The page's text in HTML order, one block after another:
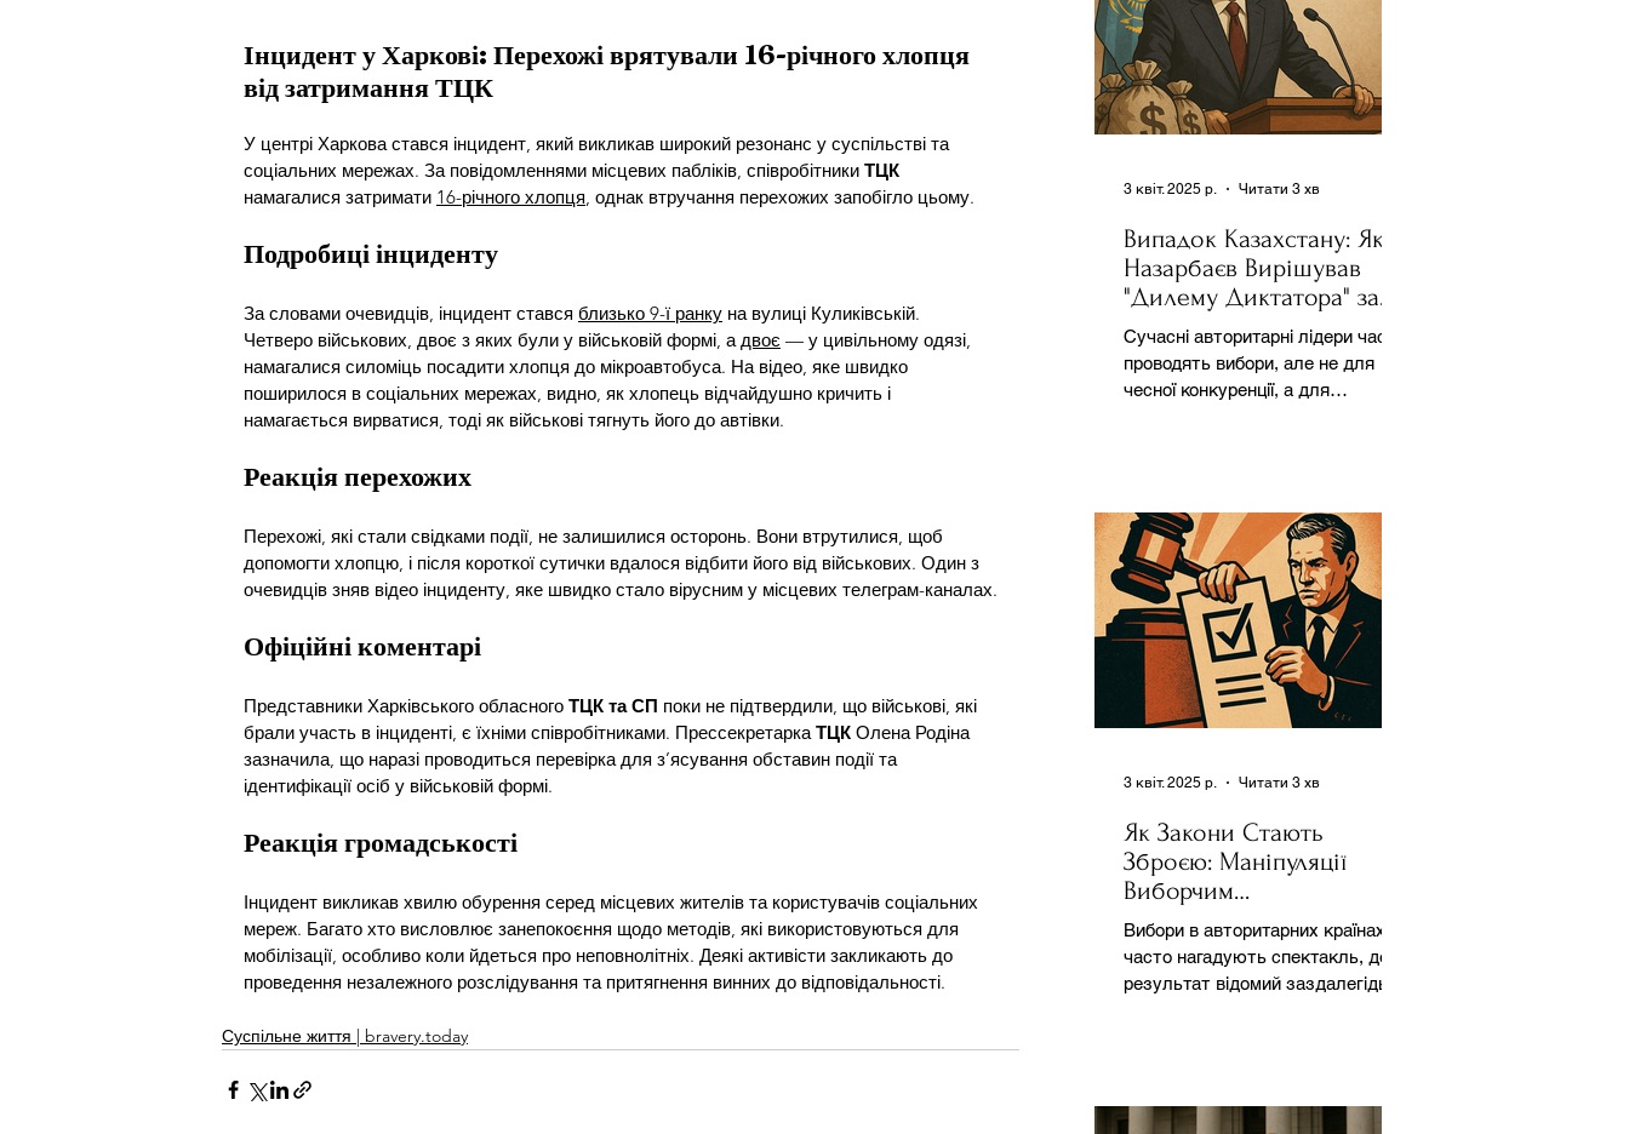
Інцидент у Харкові: Перехожі врятували 16-річного хлопця
від затримання ТЦК
У центрі Харкова стався інцидент, який викликав широкий резонанс у суспільстві та
соціальних мережах. За повідомленнями місцевих пабліків, співробітники ТЦК
намагалися затримати 16-річного хлопця, однак втручання перехожих запобігло цьому.
Подробиці інциденту
За словами очевидців, інцидент стався близько 9-ї ранку на вулиці Куликівській.
Четверо військових, двоє з яких були у військовій формі, а двоє — у цивільному одязі,
намагалися силоміць посадити хлопця до мікроавтобуса. На відео, яке швидко
поширилося в соціальних мережах, видно, як хлопець відчайдушно кричить і
намагається вирватися, тоді як військові тягнуть його до автівки.
Реакція перехожих
Перехожі, які стали свідками події, не залишилися осторонь. Вони втрутилися, щоб
допомогти хлопцю, і після короткої сутички вдалося відбити його від військових. Один з
очевидців зняв відео інциденту, яке швидко стало вірусним у місцевих телеграм-каналах.
Офіційні коментарі
Представники Харківського обласного ТЦК та СП поки не підтвердили, що військові, які
брали участь в інциденті, є їхніми співробітниками. Прессекретарка ТЦК Олена Родіна
зазначила, що наразі проводиться перевірка для з’ясування обставин події та
ідентифікації осіб у військовій формі.
Реакція громадськості
Інцидент викликав хвилю обурення серед місцевих жителів та користувачів соціальних
мереж. Багато хто висловлює занепокоєння щодо методів, які використовуються для
мобілізації, особливо коли йдеться про неповнолітніх. Деякі активісти закликають до
проведення незалежного розслідування та притягнення винних до відповідальності.
Суспільне життя | bravery.today
Випадок Казахстану: Як
Назарбаєв Вирішував
"Дилему Диктатора" за
Допомогою Ресурсів та
Партії
Сучасні авторитарні лідери часто
проводять вибори, але не для
чесної конкуренції, а для
3 квіт. 2025 р. Читати 3 хв
Як Закони Стають
Зброєю: Маніпуляції
Виборчим
Законодавством в
Автократіях
Вибори в авторитарних країнах
часто нагадують спектакль, де
результат відомий заздалегідь.
3 квіт. 2025 р. Читати 3 хв